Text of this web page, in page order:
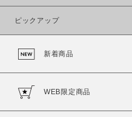
カラー
ピックアップ
新着商品
WEB限定商品